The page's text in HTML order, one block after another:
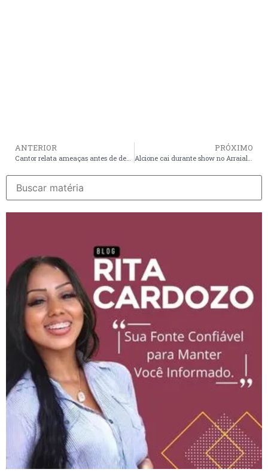
ANTERIOR
Cantor relata ameaças antes de desaparecer na Grande São Luís
PRÓXIMO
Alcione cai durante show no Arraial do Ipem, mas tranquiliza fãs